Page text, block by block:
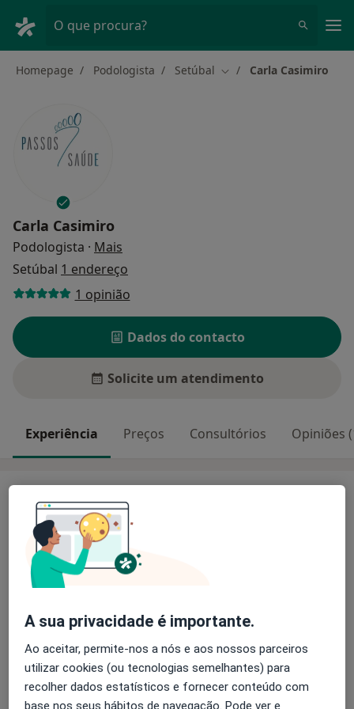
O que procura?
Homepage Podologista Setúbal Mudar de cidade
Carla Casimiro
Carla Casimiro
Podologista · Mais
Setúbal 1 endereço
1 opinião
Dados do contacto
Solicite um atendimento
Experiência Preços Consultórios Opiniões
Licenciada em Podologia
Curso Universitário de Especialista em Pé Diabético
Curso Universitário de Especialista em Patologia
Ungueal
Pós graduada em Podologia Pediatrica
A frequentar Master de Podologia Pediatrica -
Universidade de Barcelona
mais Sobre mim
Principais doenças tratadas
Calosidades Hallux Varus
Esporão Do Calcâneo
A sua privacidade é importante.
Ao aceitar, permite-nos a nós e aos nossos parceiros
utilizar cookies (ou tecnologias semelhantes) para
recolher dados estatísticos e fornecer conteúdo com
base nos seus hábitos de navegação. Pode ver e